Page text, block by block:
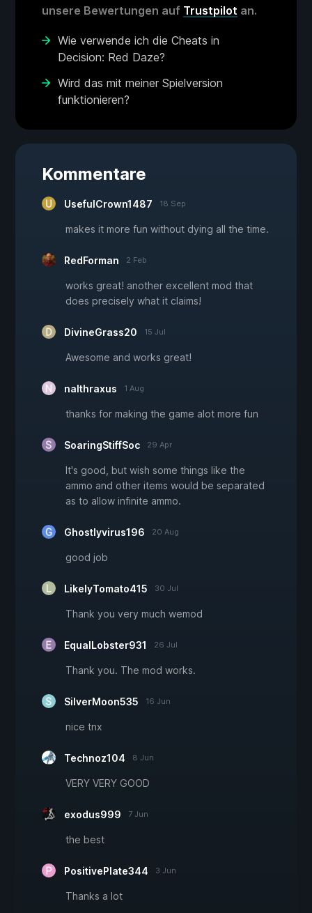
unsere Bewertungen auf Trustpilot an.
Wie verwende ich die Cheats in
Decision: Red Daze?
Wird das mit meiner Spielversion
funktionieren?
Kommentare
UsefulCrown1487 18 Sep
makes it more fun without dying all the time.
RedForman 2 Feb
works great! another excellent mod that
does precisely what it claims!
DivineGrass20 15 Jul
Awesome and works great!
nalthraxus 1 Aug
thanks for making the game alot more fun
SoaringStiffSoc 29 Apr
It's good, but wish some things like the
ammo and other items would be separated
as to allow infinite ammo.
Ghostlyvirus196 20 Aug
good job
LikelyTomato415 30 Jul
Thank you very much wemod
EqualLobster931 26 Jul
Thank you. The mod works.
SilverMoon535 16 Jun
nice tnx
Technoz104 8 Jun
VERY VERY GOOD
exodus999 7 Jun
the best
PositivePlate344 3 Jun
Thanks a lot